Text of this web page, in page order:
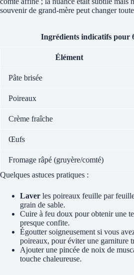
souvenir de grand-mère peut changer
Ingrédients indicatifs pour
Élément
Pâte brisée
Poireaux
Crème fraîche
Œufs
Fromage râpé (gruyère/comté)
Quelques astuces pratiques :
Laver les poireaux feuille par
grain de sable.
Cuire à feu doux pour obtenir une
presque confite.
Égoutter soigneusement si vous
poireaux, pour éviter une garniture
Ajouter une pincée de noix de
touche chaleureuse.